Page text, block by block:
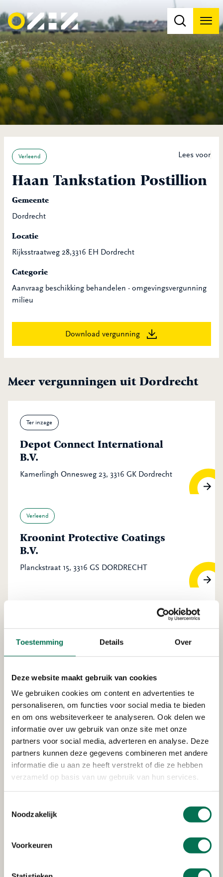
Toestemming Details Over
Deze website maakt gebruik van cookies
We gebruiken cookies om content en advertenties te
personaliseren, om functies voor social media te bieden
en om ons websiteverkeer te analyseren. Ook delen we
informatie over uw gebruik van onze site met onze
partners voor social media, adverteren en analyse. Deze
partners kunnen deze gegevens combineren met andere
informatie die u aan ze heeft verstrekt of die ze hebben
verzameld op basis van uw gebruik van hun services.
Noodzakelijk
Voorkeuren
Lees voor
Verleend
Haan Tankstation Postillion
Gemeente
Dordrecht
Locatie
Rijksstraatweg 28,3316 EH Dordrecht
Categorie
Aanvraag beschikking behandelen - omgevingsvergunning
milieu
Download vergunning
Meer vergunningen uit Dordrecht
Ter inzage
Depot Connect International
B.V.
Kamerlingh Onnesweg 23, 3316 GK Dordrecht
Verleend
Kroonint Protective Coatings
B.V.
Planckstraat 15, 3316 GS DORDRECHT
Bas Kooy Transport B.V.
Pieter Hoebeeweg 46, 3316 BT Dordrecht
Verleend
Rijkswaterstaat Corporate
Dienst
Van Leeuwenhoekweg 20, 3316 AV Dordrecht
Oudendijk 13-15, 3318 AG Dordrecht